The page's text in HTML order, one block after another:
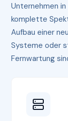
Unternehmen
komplette
Aufbau einer
Systeme oder
Fernwartung